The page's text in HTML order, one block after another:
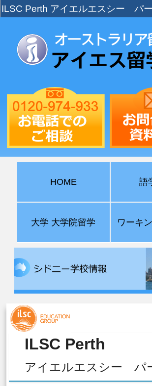
ILSC Perth アイエルエスシー パ
HOME 語
大学 大学院留学 ワーキ
ILSC Perth
アイエルエスシー パ